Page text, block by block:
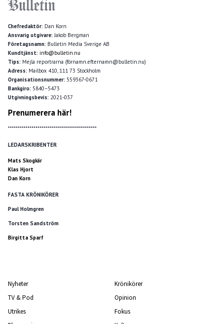
Chefredaktör: Dan Korn
Ansvarig utgivare: Jakob Bergman
Företagsnamn: Bulletin Media Sverige AB
Kundtjänst: info@bulletin.nu
Tips: Mejla reportrarna (förnamn.efternamn@bulletin.nu)
Adress: Mailbox 410, 111 73 Stockholm
Organisationsnummer: 559367-0671
Bankgiro: 5840–5473
Utgivningsbevis: 2021-037
Prenumerera här!
*********************************************
LEDARSKRIBENTER
Mats Skogkär
Klas Hjort
Dan Korn
FASTA KRÖNIKÖRER
Paul Holmgren
Torsten Sandström
Birgitta Sparf
Nyheter
TV & Pod
Utrikes
Krönikörer
Opinion
Fokus